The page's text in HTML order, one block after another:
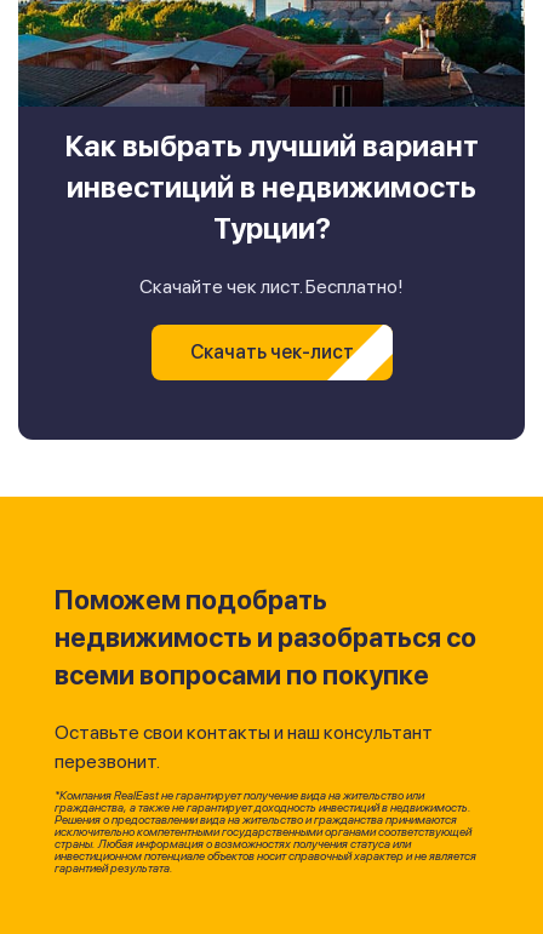
Как выбрать лучший вариант
инвестиций в недвижимость
Турции?
Скачайте чек лист. Бесплатно!
Скачать чек-лист
Поможем подобрать
недвижимость и разобраться со
всеми вопросами по покупке
Оставьте свои контакты и наш консультант
перезвонит.
*Компания RealEast не гарантирует получение вида на жительство или
гражданства, а также не гарантирует доходность инвестиций в недвижимость.
Решения о предоставлении вида на жительство и гражданства принимаются
исключительно компетентными государственными органами соответствующей
страны. Любая информация о возможностях получения статуса или
инвестиционном потенциале объектов носит справочный характер и не является
гарантией результата.